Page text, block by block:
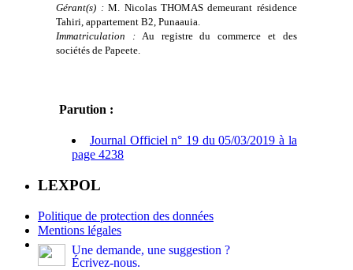
Gérant(s) :M. Nicolas THOMAS demeurant résidence
Tahiri, appartement B2, Punaauia.
Immatriculation : Au registre du commerce et des
sociétés de Papeete.
Parution :
Journal Officiel n° 19 du 05/03/2019 à la
page 4238
LEXPOL
Politique de protection des données
Mentions légales
Une demande, une suggestion ?
Écrivez-nous.